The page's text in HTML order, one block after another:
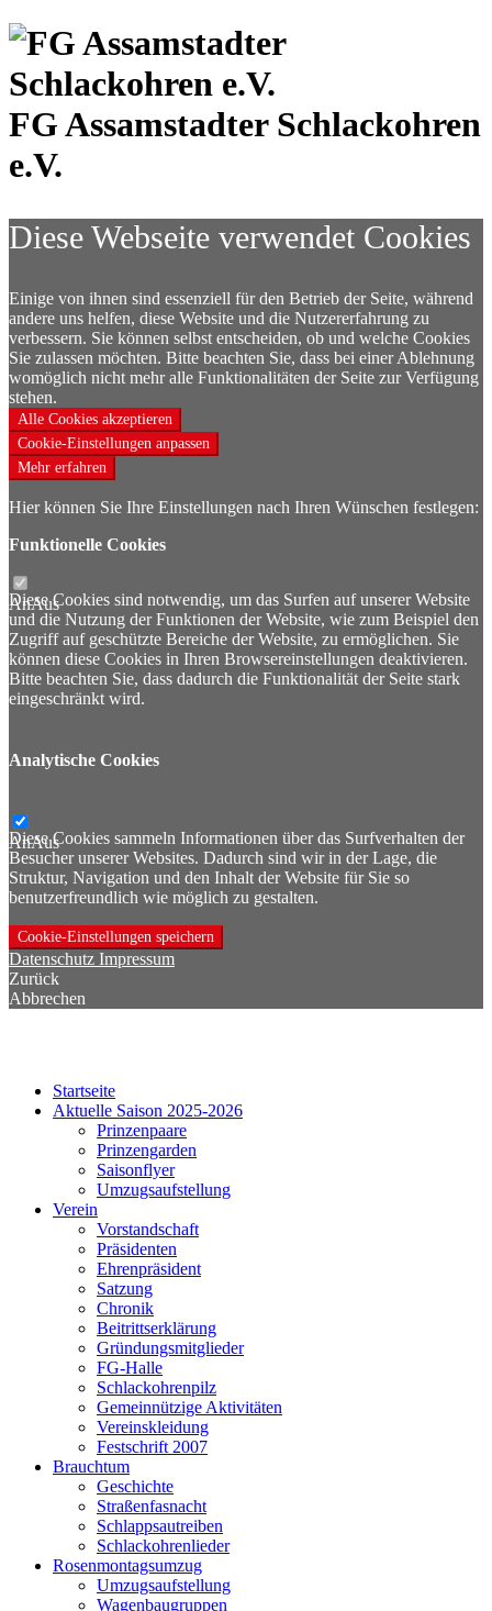
FG Assamstadter Schlackohren
e.V.
Diese Webseite verwendet Cookies
Einige von ihnen sind essenziell für den Betrieb der Seite, während
andere uns helfen, diese Website und die Nutzererfahrung zu
verbessern. Sie können selbst entscheiden, ob und welche Cookies
Sie zulassen möchten. Bitte beachten Sie, dass bei einer Ablehnung
womöglich nicht mehr alle Funktionalitäten der Seite zur Verfügung
stehen.
Alle Cookies akzeptieren
Cookie-Einstellungen anpassen
Mehr erfahren
Hier können Sie Ihre Einstellungen nach Ihren Wünschen festlegen:
Funktionelle Cookies
AnAus
Diese Cookies sind notwendig, um das Surfen auf unserer Website
und die Nutzung der Funktionen der Website, wie zum Beispiel den
Zugriff auf geschützte Bereiche der Website, zu ermöglichen. Sie
können diese Cookies in Ihren Browsereinstellungen deaktivieren.
Bitte beachten Sie, dass dadurch die Funktionalität der Seite stark
eingeschränkt wird.
Analytische Cookies
AnAus
Diese Cookies sammeln Informationen über das Surfverhalten der
Besucher unserer Websites. Dadurch sind wir in der Lage, die
Struktur, Navigation und den Inhalt der Website für Sie so
benutzerfreundlich wie möglich zu gestalten.
Cookie-Einstellungen speichern
Datenschutz Impressum
Zurück
Abbrechen
Startseite
Aktuelle Saison 2025-2026
Prinzenpaare
Prinzengarden
Saisonflyer
Umzugsaufstellung
Verein
Vorstandschaft
Präsidenten
Ehrenpräsident
Satzung
Chronik
Beitrittserklärung
Gründungsmitglieder
FG-Halle
Schlackohrenpilz
Gemeinnützige Aktivitäten
Vereinskleidung
Festschrift 2007
Brauchtum
Geschichte
Straßenfasnacht
Schlappsautreiben
Schlackohrenlieder
Rosenmontagsumzug
Umzugsaufstellung
Wagenbaugruppen